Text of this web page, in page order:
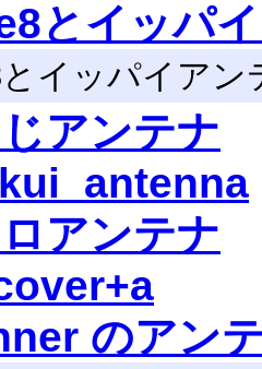
とイッパ
イッパイアン
アンテナ
アンテナ
のアン